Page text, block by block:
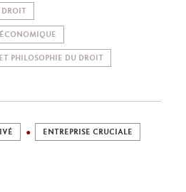
DROIT
PHILOSOPHIE DU DROIT
ENTREPRISE CRUCIALE